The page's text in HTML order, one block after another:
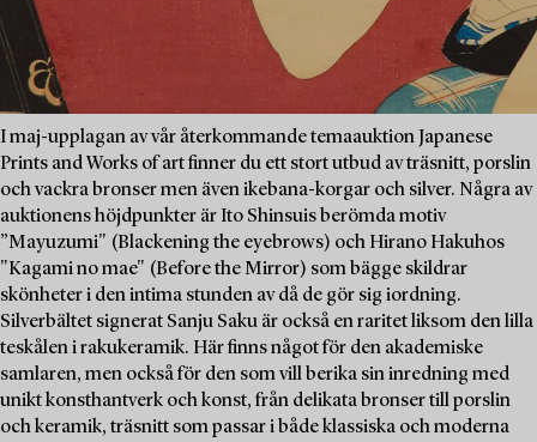
I maj-upplagan av vår återkommande temaauktion Japanese
Prints and Works of art finner du ett stort utbud av träsnitt, porslin
och vackra bronser men även ikebana-korgar och silver. Några av
auktionens höjdpunkter är Ito Shinsuis berömda motiv
”Mayuzumi" (Blackening the eyebrows) och Hirano Hakuhos
"Kagami no mae" (Before the Mirror) som bägge skildrar
skönheter i den intima stunden av då de gör sig iordning.
Silverbältet signerat Sanju Saku är också en raritet liksom den lilla
teskålen i rakukeramik. Här finns något för den akademiske
samlaren, men också för den som vill berika sin inredning med
unikt konsthantverk och konst, från delikata bronser till porslin
och keramik, träsnitt som passar i både klassiska och moderna